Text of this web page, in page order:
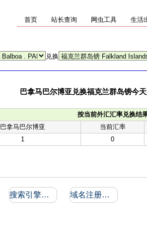
首页 站长查询 网虫工具 生活
兑换
巴拿马巴尔博亚兑换福克兰群岛镑今
按当前外汇汇率兑换结
巴拿马巴尔博亚
当前汇率
1
0
搜索引擎收录和反向链接 域名注册信息